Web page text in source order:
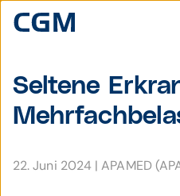
Seltene
22. Juni 2024 |APAMED